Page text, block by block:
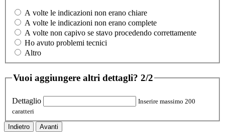
A volte le indicazioni non erano chiare
A volte le indicazioni non erano complete
A volte non capivo se stavo procedendo correttamente
Ho avuto problemi tecnici
Altro
Vuoi aggiungere altri dettagli? 2/2
Dettaglio
Inserire massimo 200
caratteri
Indietro Avanti